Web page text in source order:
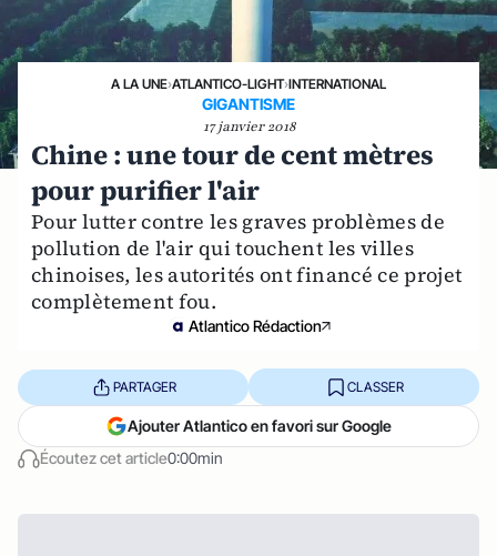
A LA UNE›ATLANTICO-LIGHT›INTERNATIONAL
GIGANTISME
17 janvier 2018
Chine : une tour de cent mètres
pour purifier l'air
Pour lutter contre les graves problèmes de
pollution de l'air qui touchent les villes
chinoises, les autorités ont financé ce projet
complètement fou.
Atlantico Rédaction
Écoutez cet article0:00min
PARTAGER CLASSER
Ajouter Atlantico en favori sur Google